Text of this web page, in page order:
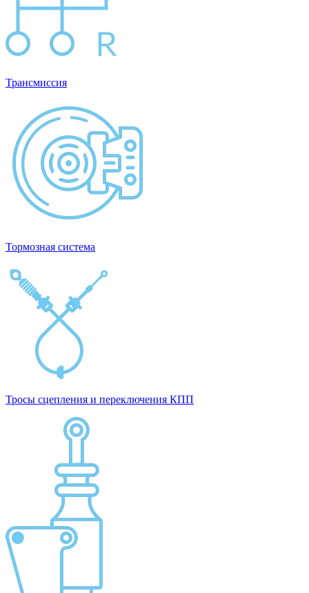
Трансмиссия
Тормозная система
Тросы сцепления и переключения КПП